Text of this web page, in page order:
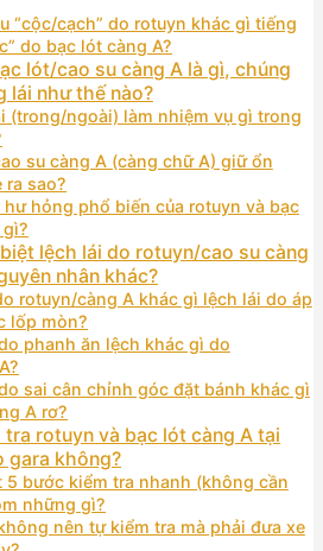
“cộc/cạch” do rotuyn khác gì tiếng
do bạc lót càng A?
lót/cao su càng A là gì, chúng
lái như thế nào?
(trong/ngoài) làm nhiệm vụ gì trong
su càng A (càng chữ A) giữ ổn
ra sao?
hư hỏng phổ biến của rotuyn và bạc
lệch lái do rotuyn/cao su càng
nhân khác?
rotuyn/càng A khác gì lệch lái do áp
lốp mòn?
phanh ăn lệch khác gì do
sai cân chỉnh góc đặt bánh khác gì
A rơ?
rotuyn và bạc lót càng A tại
gara không?
5 bước kiểm tra nhanh (không cần
những gì?
nên tự kiểm tra mà phải đưa xe